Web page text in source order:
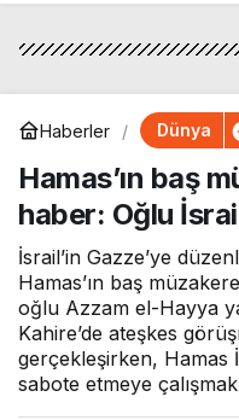
Haberler Dünya
Hamas’ın baş
haber: Oğlu
İsrail’in Gazze’ye
Hamas’ın baş
oğlu Azzam el-Hayya
Kahire’de ateşkes
gerçekleşirken, Hamas
sabote etmeye